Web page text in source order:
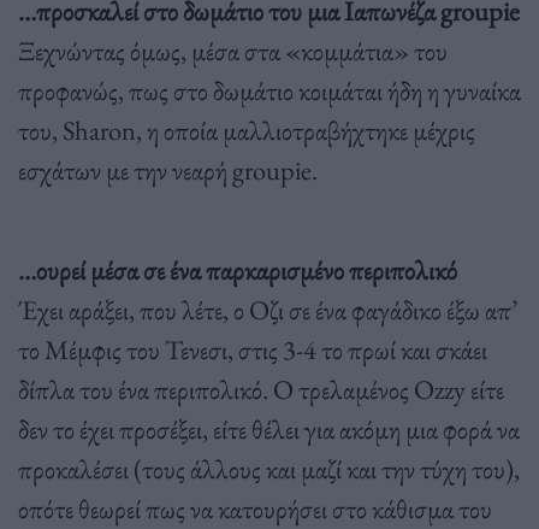
…προσκαλεί στο δωμάτιο του μια Ιαπωνέζα groupie
Ξεχνώντας όμως, μέσα στα «κομμάτια» του
προφανώς, πως στο δωμάτιο κοιμάται ήδη η γυναίκα
του, Sharon, η οποία μαλλιοτραβήχτηκε μέχρις
εσχάτων με την νεαρή groupie.
…ουρεί μέσα σε ένα παρκαρισμένο περιπολικό
Έχει αράξει, που λέτε, ο Οζι σε ένα φαγάδικο έξω απ’
το Μέμφις του Τενεσι, στις 3-4 το πρωί και σκάει
δίπλα του ένα περιπολικό. Ο τρελαμένος Ozzy είτε
δεν το έχει προσέξει, είτε θέλει για ακόμη μια φορά να
προκαλέσει (τους άλλους και μαζί και την τύχη του),
οπότε θεωρεί πως να κατουρήσει στο κάθισμα του